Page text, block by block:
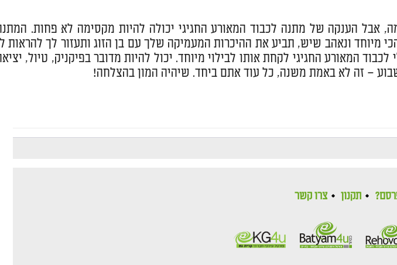
אבל הענקה של מתנה לכבוד המאורע החגיגי יכולה להיות מקסימה לא פחות.
מיוחד ונאהב שיש, תביע את ההיכרות המעמיקה שלך עם בן הזוג ותעזור לך להראות
המאורע החגיגי לקחת אותו לבילוי מיוחד. יכול להיות מדובר בפיקניק, טיול,
– זה לא באמת משנה, כל עוד אתם ביחד. שיהיה המון בהצלחה!
תקנון צרו קשר